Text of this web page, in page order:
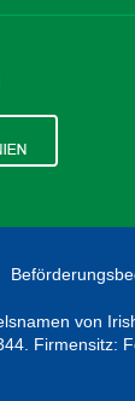
von
Firmensitz: